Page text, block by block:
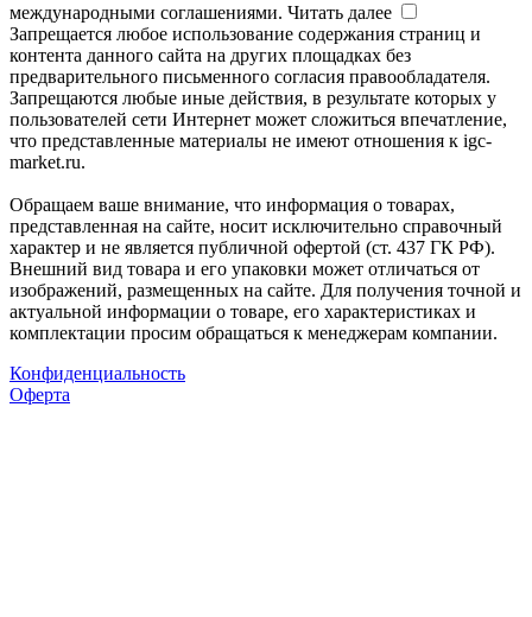
международными соглашениями. Читать далее
Запрещается любое использование содержания страниц и
контента данного сайта на других площадках без
предварительного письменного согласия правообладателя.
Запрещаются любые иные действия, в результате которых у
пользователей сети Интернет может сложиться впечатление,
что представленные материалы не имеют отношения к igc-
market.ru.
Обращаем ваше внимание, что информация о товарах,
представленная на сайте, носит исключительно справочный
характер и не является публичной офертой (ст. 437 ГК РФ).
Внешний вид товара и его упаковки может отличаться от
изображений, размещенных на сайте. Для получения точной и
актуальной информации о товаре, его характеристиках и
комплектации просим обращаться к менеджерам компании.
Конфиденциальность
Оферта